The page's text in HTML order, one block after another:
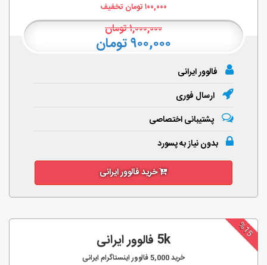
۱۰۰,۰۰۰تومان تخفیف
۱,۰۰۰,۰۰۰تومان
۹۰۰,۰۰۰ تومان
فالوور ایرانی
ارسال فوری
پشتیبانی اختصاصی
بدون نیاز به پسورد
خرید فالوور ایرانی
%15
5k فالوور ایرانی
خرید5,000فالوور اینستاگرام ایرانی